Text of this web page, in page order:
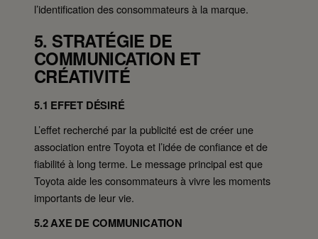
l’identification des consommateurs à la marque.
5. STRATÉGIE DE
COMMUNICATION ET
CRÉATIVITÉ
5.1 EFFET DÉSIRÉ
L’effet recherché par la publicité est de créer une
association entre Toyota et l’idée de confiance et de
fiabilité à long terme. Le message principal est que
Toyota aide les consommateurs à vivre les moments
importants de leur vie.
5.2 AXE DE COMMUNICATION